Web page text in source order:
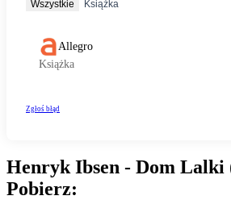
Henryk Ibsen - Dom Lalki
Pobierz: